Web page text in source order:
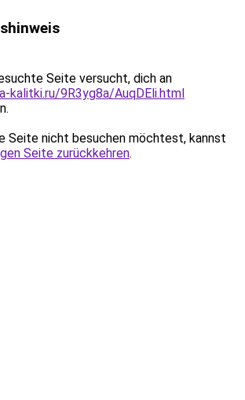
Seite versucht, dich an
kalitki.ru/9R3yg8a/AuqDEli.html
Seite nicht besuchen möchtest, kannst
Seite zurückkehren.